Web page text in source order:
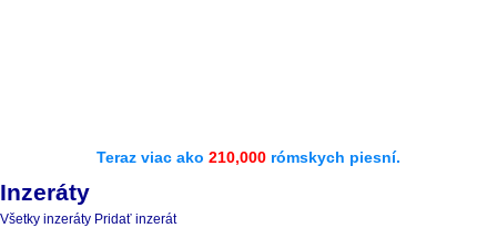
Teraz viac ako 210,000 rómskych piesní.
Inzeráty
Všetky inzeráty Pridať inzerát